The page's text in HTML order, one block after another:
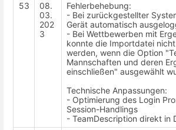
53
08.
03.
202
3
Fehlerbehebung:
- Bei zurückgestellter
Gerät automatisch
- Bei Wettbewerben mit
konnte die Importdatei
werden, wenn die Option
Mannschaften und deren
einschließen" ausgewählt
Technische Anpassungen:
- Optimierung des Login
Session-Handlings
- TeamDescription direkt in